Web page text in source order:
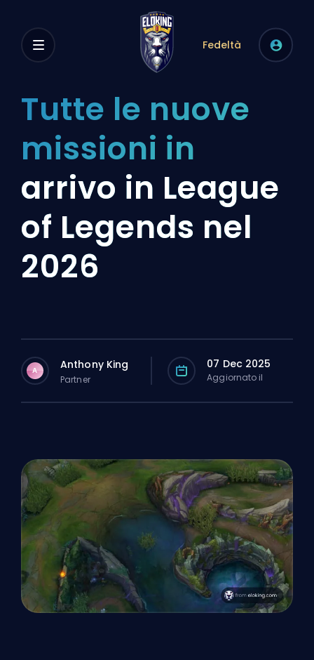
Fedeltà
Tutte le nuove
missioni in
arrivo in League
of Legends nel
2026
A Anthony King
Partner
07 Dec 2025
Aggiornato il